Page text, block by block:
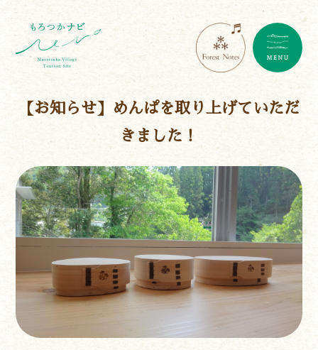
【お知らせ】めんぱを取り上げていただ
きました！
遊ぶ
作る